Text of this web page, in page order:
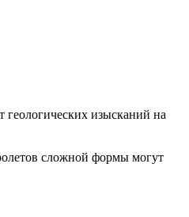
изысканий на
сложной формы могут